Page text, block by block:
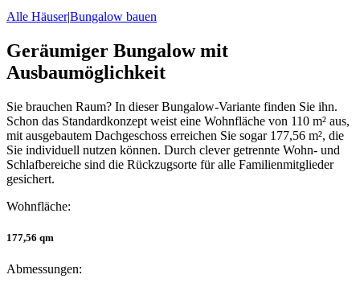
Alle Häuser|Bungalow bauen
Geräumiger Bungalow mit
Ausbaumöglichkeit
Sie brauchen Raum? In dieser Bungalow-Variante finden Sie ihn.
Schon das Standardkonzept weist eine Wohnfläche von 110 m² aus,
mit ausgebautem Dachgeschoss erreichen Sie sogar 177,56 m², die
Sie individuell nutzen können. Durch clever getrennte Wohn- und
Schlafbereiche sind die Rückzugsorte für alle Familienmitglieder
gesichert.
Wohnfläche:
177,56 qm
Abmessungen: